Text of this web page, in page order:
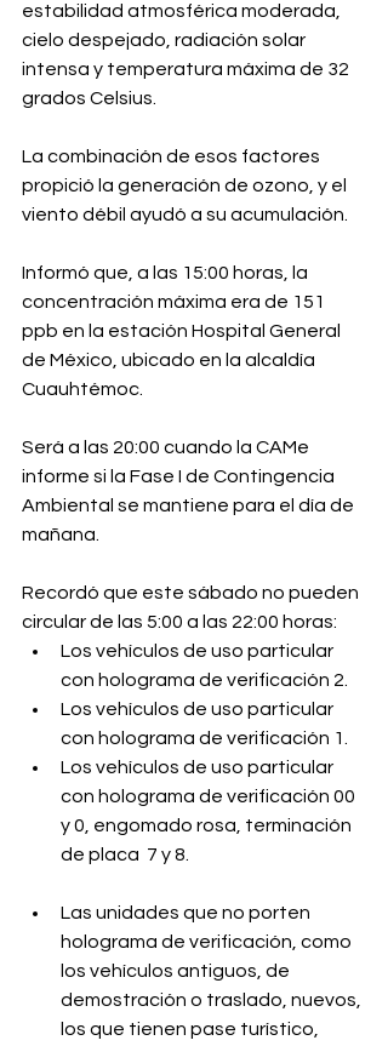
estabilidad atmosférica moderada,
cielo despejado, radiación solar
intensa y temperatura máxima de 32
grados Celsius.
La combinación de esos factores
propició la generación de ozono, y el
viento débil ayudó a su acumulación.
Informó que, a las 15:00 horas, la
concentración máxima era de 151
ppb en la estación Hospital General
de México, ubicado en la alcaldía
Cuauhtémoc.
Será a las 20:00 cuando la CAMe
informe si la Fase I de Contingencia
Ambiental se mantiene para el día de
mañana.
Recordó que este sábado no pueden
circular de las 5:00 a las 22:00 horas:
Los vehículos de uso particular
con holograma de verificación 2.
Los vehículos de uso particular
con holograma de verificación 1.
Los vehículos de uso particular
con holograma de verificación 00
y 0, engomado rosa, terminación
de placa  7 y 8.
Las unidades que no porten
holograma de verificación, como
los vehículos antiguos, de
demostración o traslado, nuevos,
los que tienen pase turístico,